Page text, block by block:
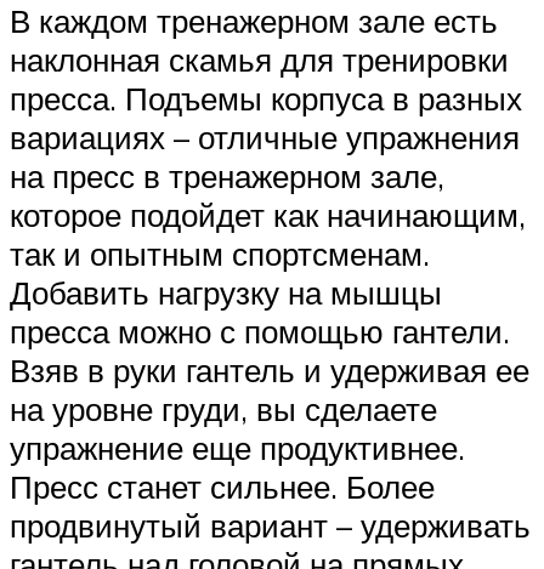
В каждом тренажерном зале есть
наклонная скамья для тренировки
пресса. Подъемы корпуса в разных
вариациях – отличные упражнения
на пресс в тренажерном зале,
которое подойдет как начинающим,
так и опытным спортсменам.
Добавить нагрузку на мышцы
пресса можно с помощью гантели.
Взяв в руки гантель и удерживая ее
на уровне груди, вы сделаете
упражнение еще продуктивнее.
Пресс станет сильнее. Более
продвинутый вариант – удерживать